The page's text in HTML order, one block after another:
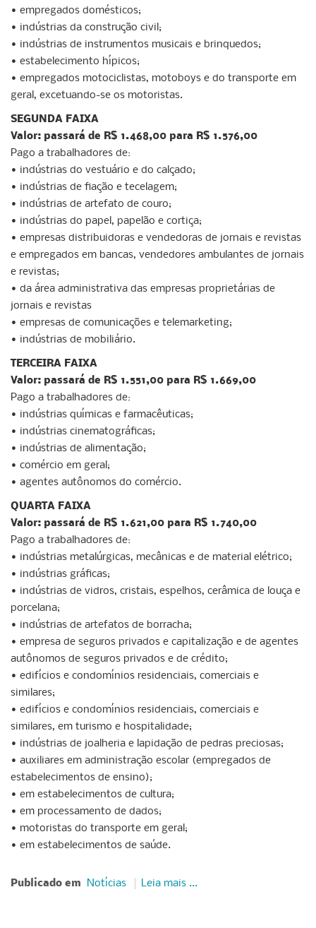
• empregados domésticos;
• indústrias da construção civil;
• indústrias de instrumentos musicais e brinquedos;
• estabelecimento hípicos;
• empregados motociclistas, motoboys e do transporte em
geral, excetuando-se os motoristas.
SEGUNDA FAIXA
Valor: passará de R$ 1.468,00 para R$ 1.576,00
Pago a trabalhadores de:
• indústrias do vestuário e do calçado;
• indústrias de fiação e tecelagem;
• indústrias de artefato de couro;
• indústrias do papel, papelão e cortiça;
• empresas distribuidoras e vendedoras de jornais e revistas
e empregados em bancas, vendedores ambulantes de jornais
e revistas;
• da área administrativa das empresas proprietárias de
jornais e revistas
• empresas de comunicações e telemarketing;
• indústrias de mobiliário.
TERCEIRA FAIXA
Valor: passará de R$ 1.551,00 para R$ 1.669,00
Pago a trabalhadores de:
• indústrias químicas e farmacêuticas;
• indústrias cinematográficas;
• indústrias de alimentação;
• comércio em geral;
• agentes autônomos do comércio.
QUARTA FAIXA
Valor: passará de R$ 1.621,00 para R$ 1.740,00
Pago a trabalhadores de:
• indústrias metalúrgicas, mecânicas e de material elétrico;
• indústrias gráficas;
• indústrias de vidros, cristais, espelhos, cerâmica de louça e
porcelana;
• indústrias de artefatos de borracha;
• empresa de seguros privados e capitalização e de agentes
autônomos de seguros privados e de crédito;
• edifícios e condomínios residenciais, comerciais e
similares;
• edifícios e condomínios residenciais, comerciais e
similares, em turismo e hospitalidade;
• indústrias de joalheria e lapidação de pedras preciosas;
• auxiliares em administração escolar (empregados de
estabelecimentos de ensino);
• em estabelecimentos de cultura;
• em processamento de dados;
• motoristas do transporte em geral;
• em estabelecimentos de saúde.
Publicado em Notícias Leia mais ...